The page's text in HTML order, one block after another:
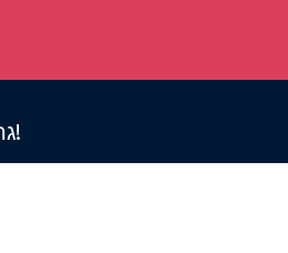
גרסת ניסיון חינם זמינה!